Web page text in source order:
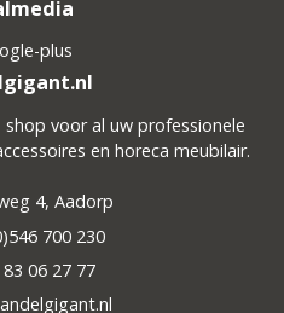
plus
voor al uw professionele
en horeca meubilair.
4, Aadorp
700 230
06 27 77